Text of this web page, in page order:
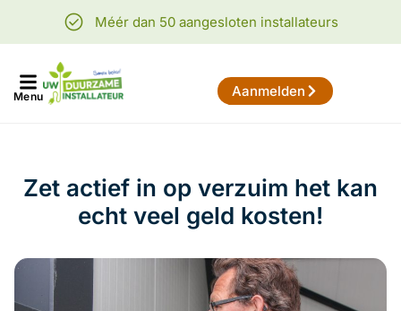
Méér dan 50 aangesloten installateurs
Menu Aanmelden
Zet actief in op verzuim het kan
echt veel geld kosten!